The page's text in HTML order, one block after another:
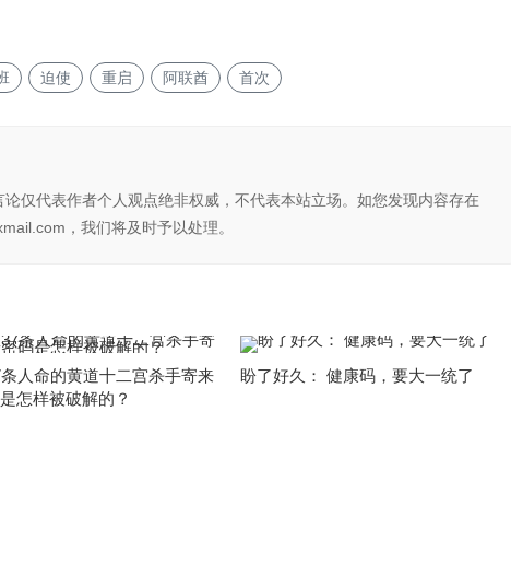
迫使 重启 阿联酋 首次
论仅代表作者个人观点绝非权威，不代表本站立场。如您发现内容存在
，我们将及时予以处理。
人命的黄道十二宫杀手寄来
怎样被破解的？
盼了好久： 健康码，要大一统了